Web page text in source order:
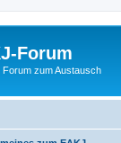
Forum
Forum zum Austausch